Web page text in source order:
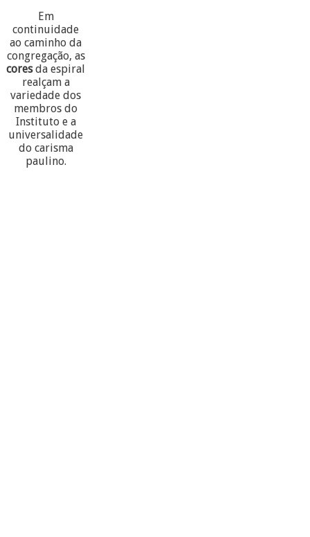
Em
continuidade
ao caminho da
congregação, as
coresda espiral
realçam a
variedade dos
membros do
Instituto e a
universalidade
do carisma
paulino.